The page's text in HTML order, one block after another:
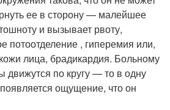
ее в сторону — малейшее
и вызывает рвоту,
потоотделение , гиперемия или,
лица, брадикардия. Больному
движутся по кругу — то в одну
ощущение, что он